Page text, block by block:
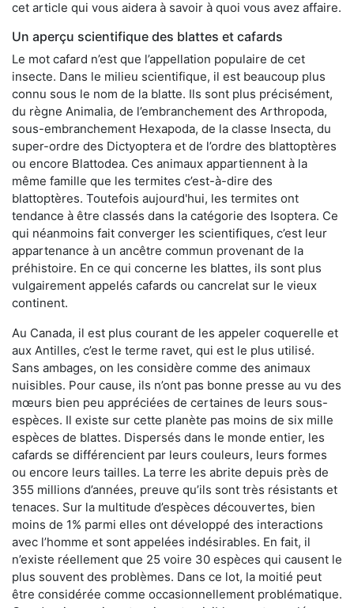
cet article qui vous aidera à savoir à quoi vous avez affaire.
Un aperçu scientifique des blattes et cafards
Le mot cafard n’est que l’appellation populaire de cet
insecte. Dans le milieu scientifique, il est beaucoup plus
connu sous le nom de la blatte. Ils sont plus précisément,
du règne Animalia, de l’embranchement des Arthropoda,
sous-embranchement Hexapoda, de la classe Insecta, du
super-ordre des Dictyoptera et de l’ordre des blattoptères
ou encore Blattodea. Ces animaux appartiennent à la
même famille que les termites c’est-à-dire des
blattoptères. Toutefois aujourd'hui, les termites ont
tendance à être classés dans la catégorie des Isoptera. Ce
qui néanmoins fait converger les scientifiques, c’est leur
appartenance à un ancêtre commun provenant de la
préhistoire. En ce qui concerne les blattes, ils sont plus
vulgairement appelés cafards ou cancrelat sur le vieux
continent.
Au Canada, il est plus courant de les appeler coquerelle et
aux Antilles, c’est le terme ravet, qui est le plus utilisé.
Sans ambages, on les considère comme des animaux
nuisibles. Pour cause, ils n’ont pas bonne presse au vu des
mœurs bien peu appréciées de certaines de leurs sous-
espèces. Il existe sur cette planète pas moins de six mille
espèces de blattes. Dispersés dans le monde entier, les
cafards se différencient par leurs couleurs, leurs formes
ou encore leurs tailles. La terre les abrite depuis près de
355 millions d’années, preuve qu’ils sont très résistants et
tenaces. Sur la multitude d’espèces découvertes, bien
moins de 1% parmi elles ont développé des interactions
avec l’homme et sont appelées indésirables. En fait, il
n’existe réellement que 25 voire 30 espèces qui causent le
plus souvent des problèmes. Dans ce lot, la moitié peut
être considérée comme occasionnellement problématique.